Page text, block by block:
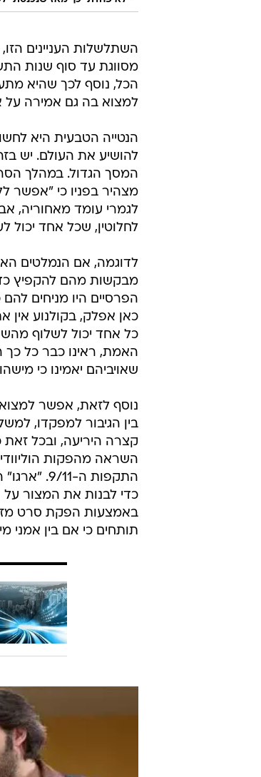
השתלשלות העניינים
מסווגת עד סוף שנות
הכל, נוסף לכך שהיא
למצוא בה גם אמירה על
הנטייה הטבעית היא
להושיע את העולם. יש
מצהיר בפניו כי "אפשר
לגמרי עומד מאחוריה,
לחלוטין, שכל אחד יכול
לדוגמה, אם הנמלטים
מבקשות מהם להקפיץ
הפרסיים היו מניחים
כאן אפלק, בקולנוע אין
כל אחד יכול לשלוף
שאויביהם יאמינו כי
נוסף לזאת, אפשר
בין הגיבור למפקדו,
קצרה היריעה, ובכל
השראה מהפקות
התקפות
באמצעות הפקת סרט
תותחים כי אם בין אמני